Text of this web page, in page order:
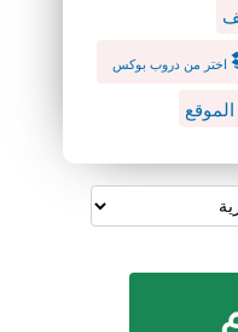
اختر من دروب بوكس